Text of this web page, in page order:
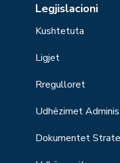
Legjislacioni
Kushtetuta
Ligjet
Rregulloret
Udhëzimet
Dokumentet